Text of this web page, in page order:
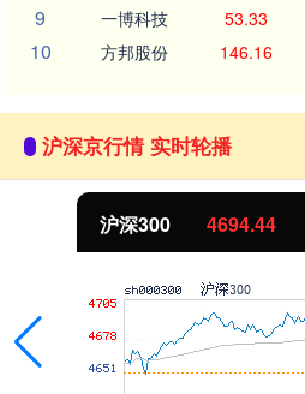
9 一博科技 53.33
10 方邦股份 146.16
沪深京行情 实时轮播
沪深300 4694.44